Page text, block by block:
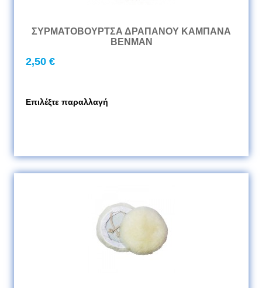
ΣΥΡΜΑΤΟΒΟΥΡΤΣΑ ΔΡΑΠΑΝΟΥ ΚΑΜΠΑΝΑ
BENMAN
2,50 €
Επιλέξτε παραλλαγή